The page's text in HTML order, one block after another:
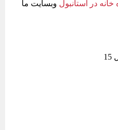
خانه در استانبول وبسایت ما